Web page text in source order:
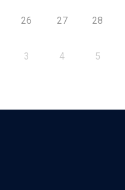
26 27 28
3 4 5